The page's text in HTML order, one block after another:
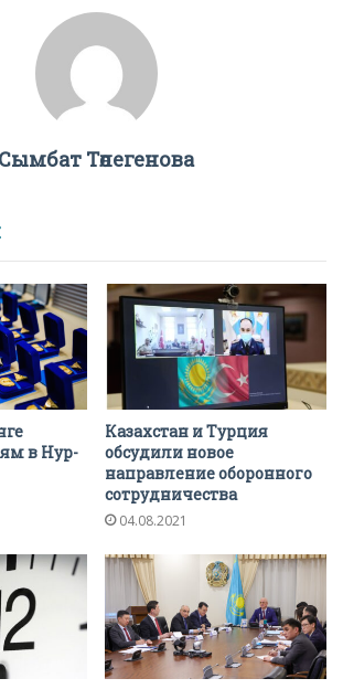
Сымбат Төлегенова
в Нур-
Казахстан и Турция
обсудили новое
направление оборонного
сотрудничества
04.08.2021